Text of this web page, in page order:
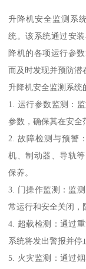
升降机安全监测系
统。该系统通过安
降机的各项运行参
而及时发现并预防潜
升降机安全监测系统
1. 运行参数监测：
参数，确保其在安全
2. 故障检测与预警
机、制动器、导轨
保养。
3. 门操作监测：监
常运行和安全关闭，
4. 超载检测：通过
系统将发出警报并停
5. 火灾监测：通过